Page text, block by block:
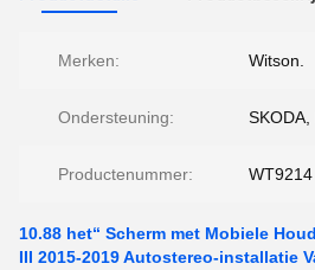
Merken: Witson.
Ondersteuning: SKODA,
Productenummer: WT9214
10.88 het“ Scherm met Mobiele
III 2015-2019 Autostereo-installatie